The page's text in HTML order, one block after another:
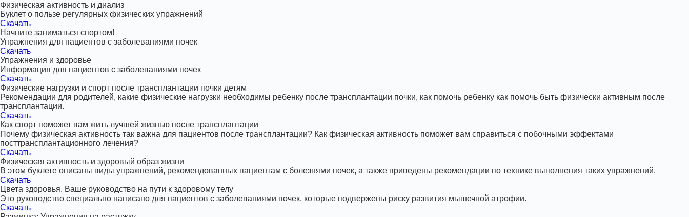
Физическая активность и диализ
Буклет о пользе регулярных физических упражнений
Скачать
Начните заниматься спортом!
Упражнения для пациентов с заболеваниями почек
Скачать
Упражнения и здоровье
Информация для пациентов с заболеваниями почек
Скачать
Физические нагрузки и спорт после трансплантации почки детям
Рекомендации для родителей, какие физические нагрузки необходимы ребенку после трансплантации почки, как помочь ребенку как помочь быть физически активным после
трансплантации.
Скачать
Как спорт поможет вам жить лучшей жизнью после трансплантации
Почему физическая активность так важна для пациентов после трансплантации? Как физическая активность поможет вам справиться с побочными эффектами
посттрансплантационного лечения?
Скачать
Физическая активность и здоровый образ жизни
В этом буклете описаны виды упражнений, рекомендованных пациентам с болезнями почек, а также приведены рекомендации по технике выполнения таких упражнений.
Скачать
Цвета здоровья. Ваше руководство на пути к здоровому телу
Это руководство специально написано для пациентов с заболеваниями почек, которые подвержены риску развития мышечной атрофии.
Скачать